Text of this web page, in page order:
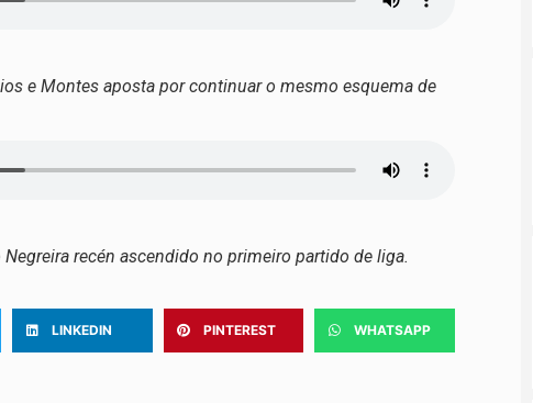
e Montes aposta por continuar o mesmo esquema de
recén ascendido no primeiro partido de liga.
LINKEDIN PINTEREST WHATSAPP